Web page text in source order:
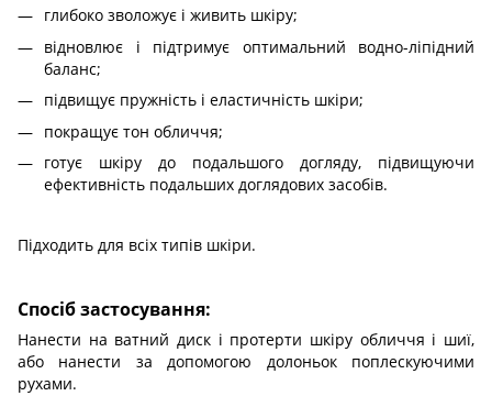
глибоко зволожує і живить шкіру;
відновлює і підтримує оптимальний водно-ліпідний
баланс;
підвищує пружність і еластичність шкіри;
покращує тон обличчя;
готує шкіру до подальшого догляду, підвищуючи
ефективність подальших доглядових засобів.
Підходить для всіх типів шкіри.
Спосіб застосування:
Нанести на ватний диск і протерти шкіру обличчя і шиї,
або нанести за допомогою долоньок поплескуючими
рухами.